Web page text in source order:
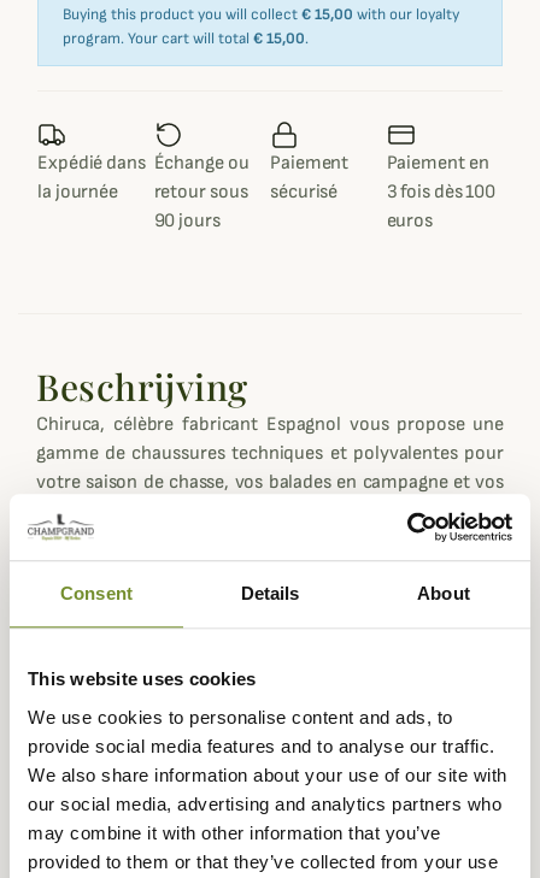
Consent Details About
This website uses cookies
We use cookies to personalise content and ads, to
provide social media features and to analyse our traffic.
We also share information about your use of our site with
our social media, advertising and analytics partners who
may combine it with other information that you’ve
provided to them or that they’ve collected from your use
Buying this product you will collect€ 15,00 with our loyalty
program. Your cart will total € 15,00.
Expédié dans
la journée
Échange ou
retour sous
90 jours
Paiement
sécurisé
Paiement en
3 fois dès 100
euros
Beschrijving
Chiruca, célèbre fabricant Espagnol vous propose une
gamme de chaussures techniques et polyvalentes pour
votre saison de chasse, vos balades en campagne et vos
sorties en extérieur.
un grand confort aussi bien en terrain accidenté, en
confectionnées dans le très solide cuir grainé hydrofuge
et déperlant qui a fait la belle réputation de la marque.
Montantes, elle vous maintiendrons parfaitement la
cheville et le bas du mollet pour vos longues journées de
chasse.
Elles sont dotées de la très reconnue membrane Gore-